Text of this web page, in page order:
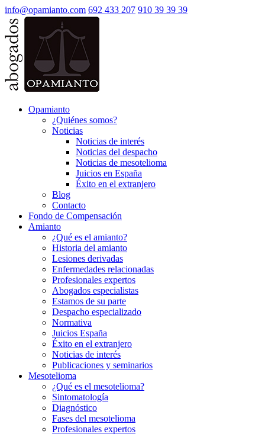
info@opamianto.com 692 433 207 910 39 39 39
Opamianto
¿Quiénes somos?
Noticias
Noticias de interés
Noticias del despacho
Noticias de mesotelioma
Juicios en España
Éxito en el extranjero
Blog
Contacto
Fondo de Compensación
Amianto
¿Qué es el amianto?
Historia del amianto
Lesiones derivadas
Enfermedades relacionadas
Profesionales expertos
Abogados especialistas
Estamos de su parte
Despacho especializado
Normativa
Juicios España
Éxito en el extranjero
Noticias de interés
Publicaciones y seminarios
Mesotelioma
¿Qué es el mesotelioma?
Sintomatología
Diagnóstico
Fases del mesotelioma
Profesionales expertos